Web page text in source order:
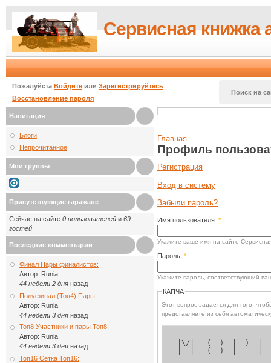
Сервисная книжка
Пожалуйста Войдите или Зарегистрируйтесь
Восстановление пароля
Поиск на
Навигация
Блоги
Непрочитанное
Мои группы
Присутствующие гаражане
Сейчас на сайте 0 пользователей и 69
гостей
Последние комментарии
Финал Пары финалистов:
Автор: Runia
44 недели 2 дняназад
Полуфинал (Топ4) Пары
Автор: Runia
44 недели 3 дняназад
Топ8 Участники и пары Топ8:
Автор: Runia
44 недели 3 дняназад
Топ16 Сетка Топ16:
Главная
Профиль
Регистрация
Вход в систему
Забыли пароль?
Имя пользователя: *
Укажите ваше имя на сайте
Пароль: *
Укажите пароль, соответствующий
КАПЧА
Этот вопрос задается для того, чтобы
представляете из себя
|\/|   (__)  |__)
|  |   (__)  |